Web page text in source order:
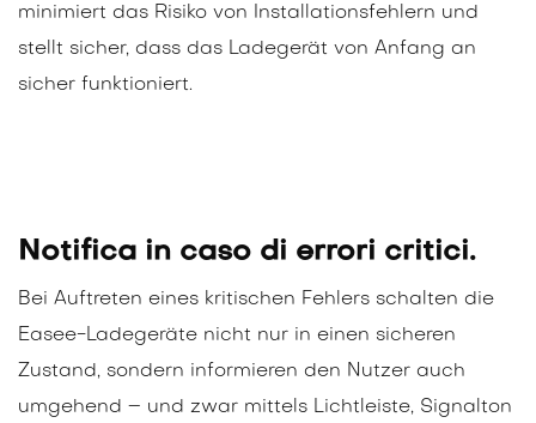
minimiert das Risiko von Installationsfehlern und
stellt sicher, dass das Ladegerät von Anfang an
sicher funktioniert.
Notifica in caso di errori critici.
Bei Auftreten eines kritischen Fehlers schalten die
Easee-Ladegeräte nicht nur in einen sicheren
Zustand, sondern informieren den Nutzer auch
umgehend – und zwar mittels Lichtleiste, Signalton